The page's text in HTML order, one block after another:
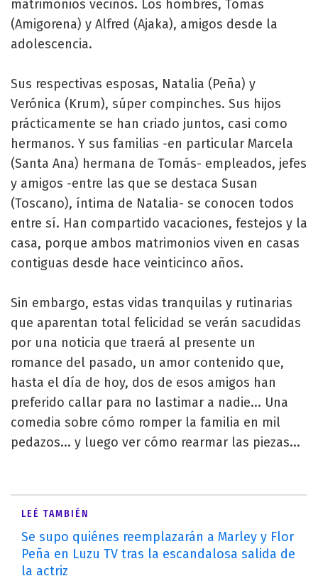
matrimonios vecinos. Los hombres, Tomás
(Amigorena) y Alfred (Ajaka), amigos desde la
adolescencia.
Sus respectivas esposas, Natalia (Peña) y
Verónica (Krum), súper compinches. Sus hijos
prácticamente se han criado juntos, casi como
hermanos. Y sus familias -en particular Marcela
(Santa Ana) hermana de Tomás- empleados, jefes
y amigos -entre las que se destaca Susan
(Toscano), íntima de Natalia- se conocen todos
entre sí. Han compartido vacaciones, festejos y la
casa, porque ambos matrimonios viven en casas
contiguas desde hace veinticinco años.
Sin embargo, estas vidas tranquilas y rutinarias
que aparentan total felicidad se verán sacudidas
por una noticia que traerá al presente un
romance del pasado, un amor contenido que,
hasta el día de hoy, dos de esos amigos han
preferido callar para no lastimar a nadie... Una
comedia sobre cómo romper la familia en mil
pedazos... y luego ver cómo rearmar las piezas...
LEÉ TAMBIÉN
Se supo quiénes reemplazarán a Marley y Flor
Peña en Luzu TV tras la escandalosa salida de
la actriz